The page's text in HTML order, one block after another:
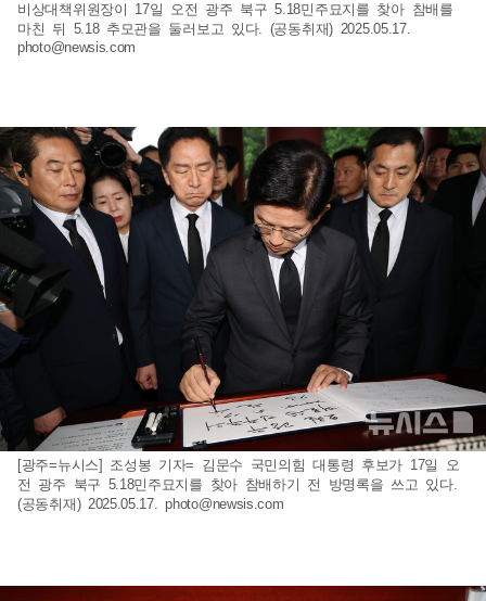
비상대책위원장이 17일 오전 광주 북구 5.18민주묘지를 찾아 참배를
마친 뒤 5.18 추모관을 둘러보고 있다. (공동취재) 2025.05.17.
photo@newsis.com
[광주=뉴시스] 조성봉 기자= 김문수 국민의힘 대통령 후보가 17일 오
전 광주 북구 5.18민주묘지를 찾아 참배하기 전 방명록을 쓰고 있다.
(공동취재) 2025.05.17.photo@newsis.com